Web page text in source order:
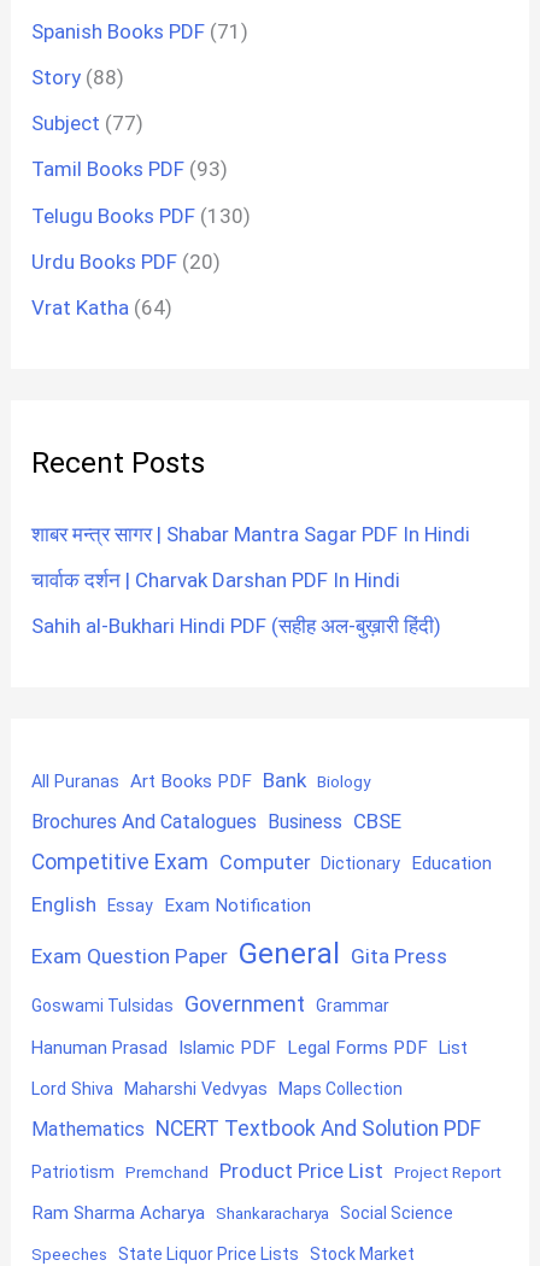
Spanish Books PDF (71)
Story (88)
Subject (77)
Tamil Books PDF (93)
Telugu Books PDF (130)
Urdu Books PDF (20)
Vrat Katha (64)
Recent Posts
शाबर मन्त्र सागर | Shabar Mantra Sagar PDF In Hindi
चार्वाक दर्शन | Charvak Darshan PDF In Hindi
Sahih al-Bukhari Hindi PDF (सहीह अल-बुख़ारी हिंदी)
All Puranas Art Books PDF Bank Biology
Brochures And Catalogues Business CBSE
Competitive Exam Computer Dictionary Education
English Essay Exam Notification
Exam Question Paper General Gita Press
Goswami Tulsidas Government Grammar
Hanuman Prasad Islamic PDF Legal Forms PDF List
Lord Shiva Maharshi Vedvyas Maps Collection
Mathematics NCERT Textbook And Solution PDF
Patriotism Premchand Product Price List Project Report
Ram Sharma Acharya Shankaracharya Social Science
Speeches State Liquor Price Lists Stock Market